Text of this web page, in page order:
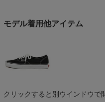
モデル着用他アイテム
クリックすると別ウインドウで